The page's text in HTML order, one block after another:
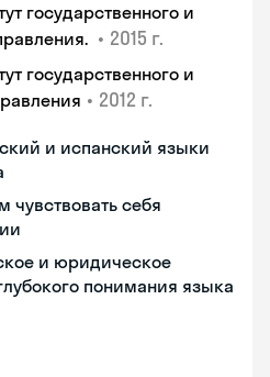
государственного и
• 2015 г.
государственного и
• 2012 г.
и испанский языки
чувствовать себя
и юридическое
понимания языка